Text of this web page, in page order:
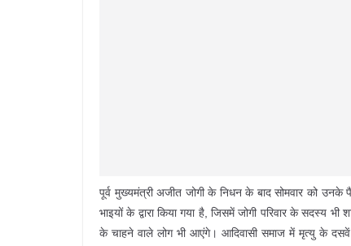
पूर्व मुख्यमंत्री अजीत जोगी के निधन के बाद सोमवार को
भाइयों के द्वारा किया गया है, जिसमें जोगी परिवार के सदस्य
के चाहने वाले लोग भी आएंगे। आदिवासी समाज में मृत्यु के